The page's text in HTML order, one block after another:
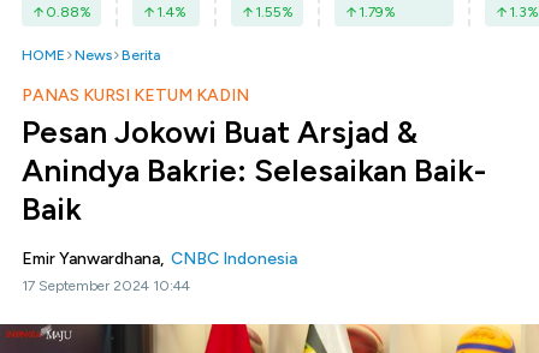
0.88% 1.4% 1.55% 1.79% 1.3%
HOME News Berita
PANAS KURSI KETUM KADIN
Pesan Jokowi Buat Arsjad &
Anindya Bakrie: Selesaikan Baik-
Baik
Emir Yanwardhana, CNBC Indonesia
17 September 2024 10:44